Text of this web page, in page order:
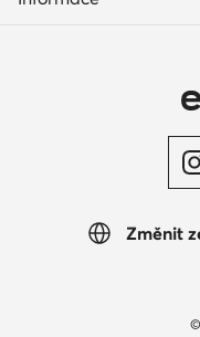
Změnit